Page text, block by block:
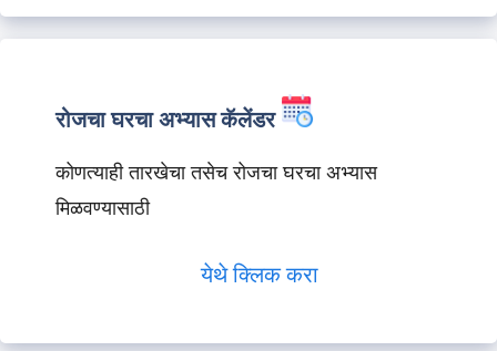
रोजचा घरचा अभ्यास कॅलेंडर
कोणत्याही तारखेचा तसेच रोजचा घरचा अभ्यास
मिळवण्यासाठी
येथे क्लिक करा